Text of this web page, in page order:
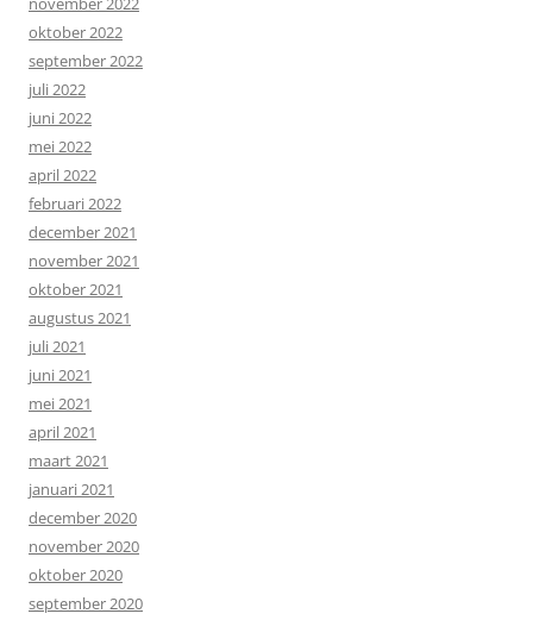
oktober 2022
september 2022
juli 2022
juni 2022
mei 2022
april 2022
februari 2022
december 2021
november 2021
oktober 2021
augustus 2021
juli 2021
juni 2021
mei 2021
april 2021
maart 2021
januari 2021
december 2020
november 2020
oktober 2020
september 2020